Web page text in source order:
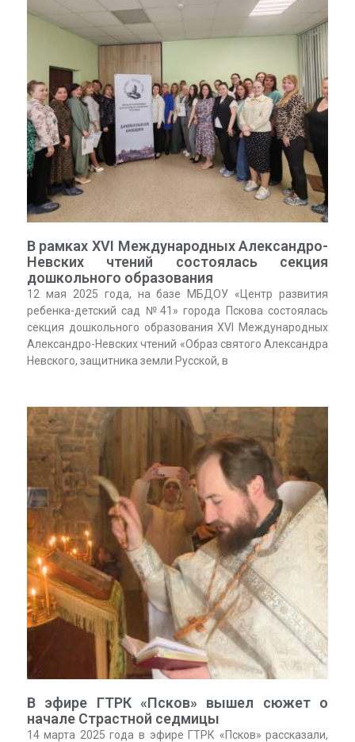
В рамках XVI Международных Александро-
Невских чтений состоялась секция
дошкольного образования
12 мая 2025 года, на базе МБДОУ «Центр развития
ребенка-детский сад №41» города Пскова состоялась
секция дошкольного образования XVI Международных
Александро-Невских чтений «Образ святого Александра
Невского, защитника земли Русской, в
В эфире ГТРК «Псков» вышел сюжет о
начале Страстной седмицы
14 марта 2025 года в эфире ГТРК «Псков» рассказали,